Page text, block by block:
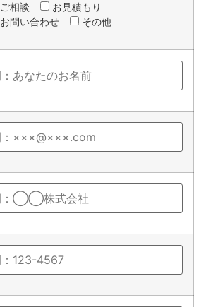
ご相談
お見積もり
お問い合わせ
その他